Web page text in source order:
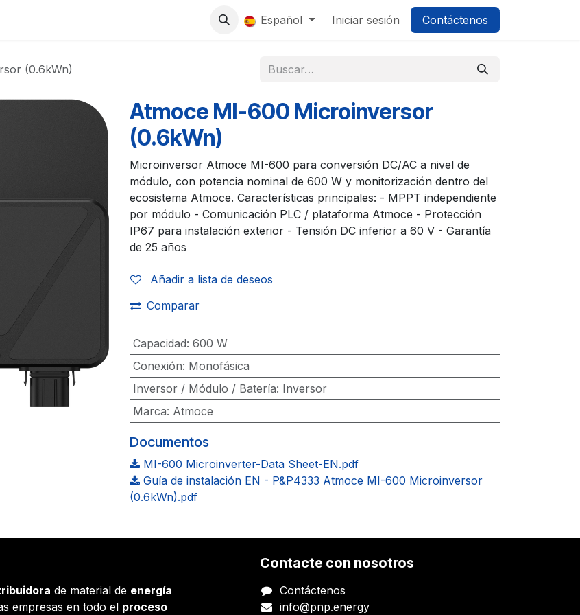
0 Español Iniciar sesión Contáctenos
(0.6kWn)
Atmoce MI-600 Microinversor
(0.6kWn)
Microinversor Atmoce MI-600 para conversión DC/AC a nivel de
módulo, con potencia nominal de 600 W y monitorización dentro del
ecosistema Atmoce. Características principales: - MPPT independiente
por módulo - Comunicación PLC / plataforma Atmoce - Protección
IP67 para instalación exterior - Tensión DC inferior a 60 V - Garantía
de 25 años
Añadir a lista de deseos
Comparar
Capacidad: 600 W
Conexión: Monofásica
Inversor / Módulo / Batería: Inversor
Marca: Atmoce
Documentos
MI-600 Microinverter-Data Sheet-EN.pdf
Guía de instalación EN - P&P4333 Atmoce MI-600 Microinversor
(0.6kWn).pdf
de material de energía
empresas en todo el proceso
Contacte con nosotros
Contáctenos
info@pnp.energy